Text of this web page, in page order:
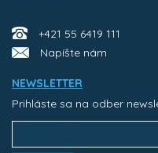
+421 55 6419 111
Napíšte nám
NEWSLETTER
Prihláste sa na odber